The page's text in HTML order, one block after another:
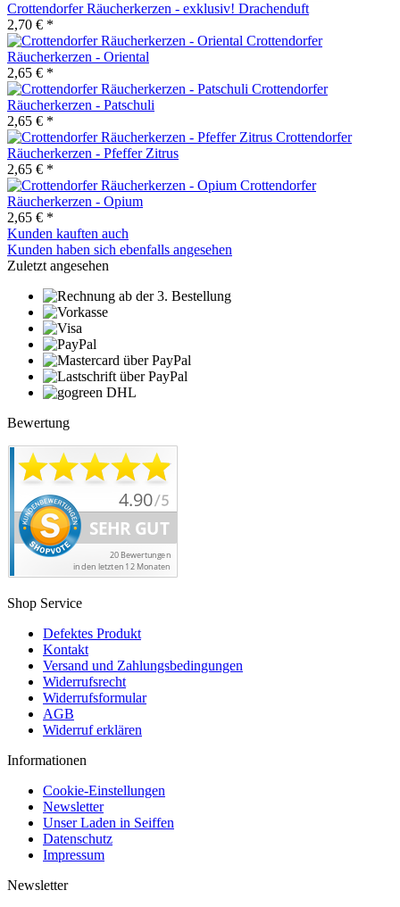
Crottendorfer Räucherkerzen - exklusiv! Drachenduft
2,70 € *
Crottendorfer
Räucherkerzen - Oriental
2,65 € *
Crottendorfer
Räucherkerzen - Patschuli
2,65 € *
Crottendorfer
Räucherkerzen - Pfeffer Zitrus
2,65 € *
Crottendorfer
Räucherkerzen - Opium
2,65 € *
Kunden kauften auch
Kunden haben sich ebenfalls angesehen
Zuletzt angesehen
Bewertung
Shop Service
Defektes Produkt
Kontakt
Versand und Zahlungsbedingungen
Widerrufsrecht
Widerrufsformular
AGB
Widerruf erklären
Informationen
Cookie-Einstellungen
Newsletter
Unser Laden in Seiffen
Datenschutz
Impressum
Newsletter